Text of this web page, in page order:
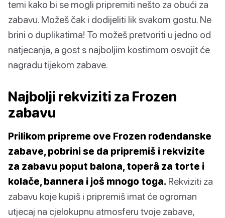
temi kako bi se mogli pripremiti nešto za obući za
zabavu. Možeš čak i dodijeliti lik svakom gostu. Ne
brini o duplikatima! To možeš pretvoriti u jedno od
natjecanja, a gost s najboljim kostimom osvojit će
nagradu tijekom zabave.
Najbolji rekviziti za Frozen
zabavu
Prilikom pripreme ove Frozen rođendanske
zabave, pobrini se da pripremiš i rekvizite
za zabavu poput balona, ​​toperâ za torte i
kolače, bannera i još mnogo toga. Rekviziti za
zabavu koje kupiš i pripremiš imat će ogroman
utjecaj na cjelokupnu atmosferu tvoje zabave,